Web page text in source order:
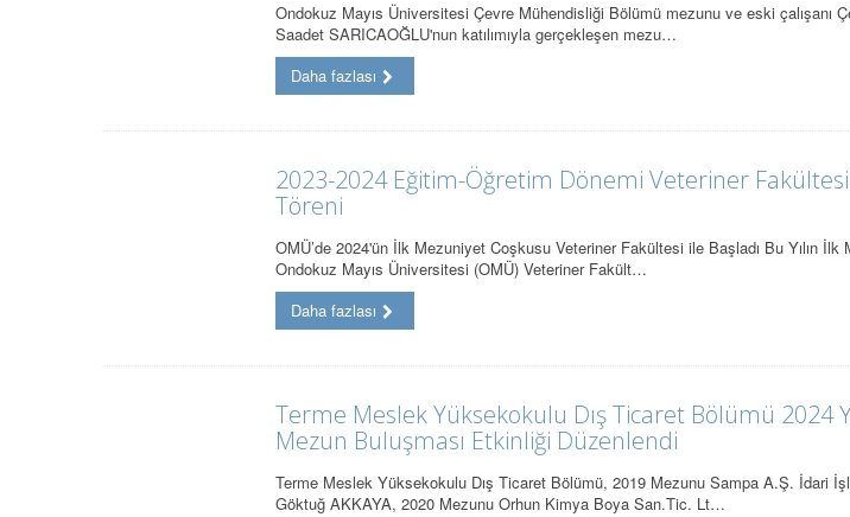
Ondokuz Mayıs Üniversitesi Çevre Mühendisliği Bölümü mezunu ve eski çalışanı
Saadet SARICAOĞLU'nun katılımıyla gerçekleşen mezu…
Daha fazlası
2023-2024 Eğitim-Öğretim Dönemi Veteriner
Töreni
OMÜ’de 2024'ün İlk Mezuniyet Coşkusu Veteriner Fakültesi ile Başladı Bu Yılın İlk
Ondokuz Mayıs Üniversitesi (OMÜ) Veteriner Fakült…
Daha fazlası
Terme Meslek Yüksekokulu Dış Ticaret Bölümü 2024
Mezun Buluşması Etkinliği Düzenlendi
Terme Meslek Yüksekokulu Dış Ticaret Bölümü, 2019 Mezunu Sampa A.Ş. İdari
Göktuğ AKKAYA, 2020 Mezunu Orhun Kimya Boya San.Tic. Lt…